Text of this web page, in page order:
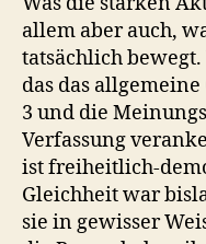
allem aber auch,
tatsächlich
das das
3 und die
Verfassung
ist freiheitlich-
Gleichheit war
sie in gewisser